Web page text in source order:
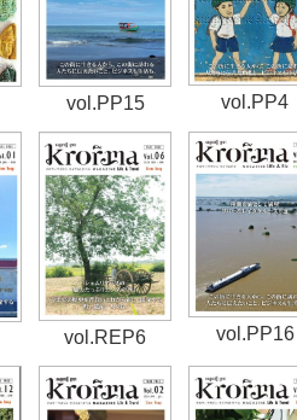
vol.PP15 vol.PP4
vol.REP6 vol.PP16